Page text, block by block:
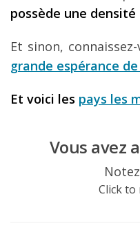
possède une
Et sinon,
grande espérance
Et voici les pays les
Vous avez
Click to